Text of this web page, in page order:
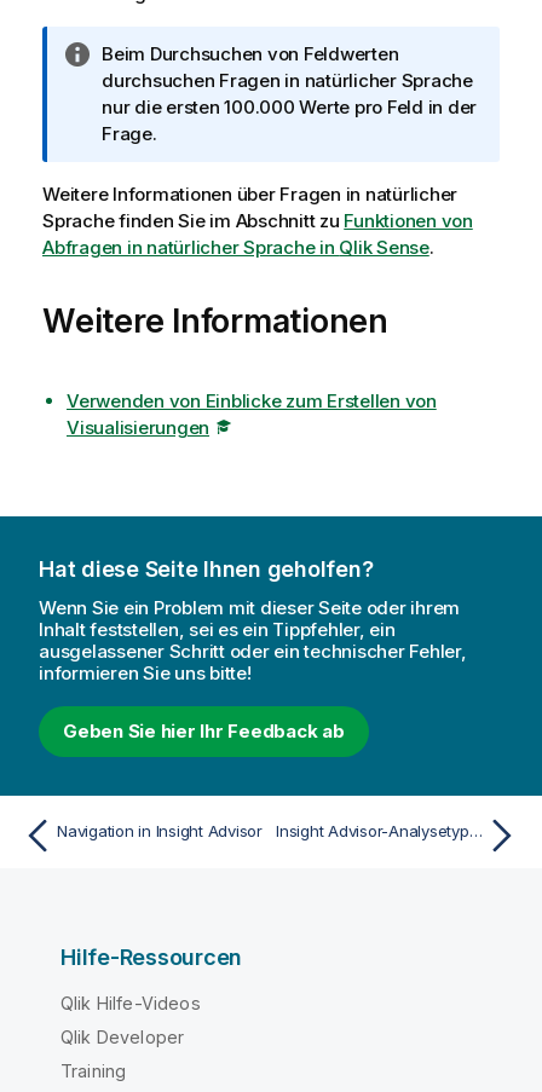
I
n
f
o
m
a
t
n
i
n
Beim Durchsuchen von Feldwerten
durchsuchen Fragen in natürlicher Sprache
nur die ersten 100.000 Werte pro Feld in der
Frage.
Weitere Informationen über Fragen in natürlicher
Sprache finden Sie im Abschnitt zu Funktionen von
Abfragen in natürlicher Sprache in Qlik Sense.
Weitere Informationen
Verwenden von Einblicke zum Erstellen von
Visualisierungen
Hat diese Seite Ihnen geholfen?
Wenn Sie ein Problem mit dieser Seite oder ihrem
Inhalt feststellen, sei es ein Tippfehler, ein
ausgelassener Schritt oder ein technischer Fehler,
informieren Sie uns bitte!
Geben Sie hier Ihr Feedback ab
Navigation in Insight Advisor Insight Advisor-Analysetypen
Hilfe-Ressourcen
Qlik Hilfe-Videos
Qlik Developer
Training